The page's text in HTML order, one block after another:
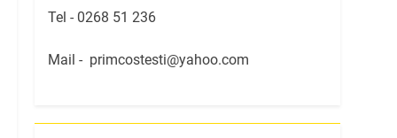
Tel - 0268 51 236
Mail - primcostesti@yahoo.com